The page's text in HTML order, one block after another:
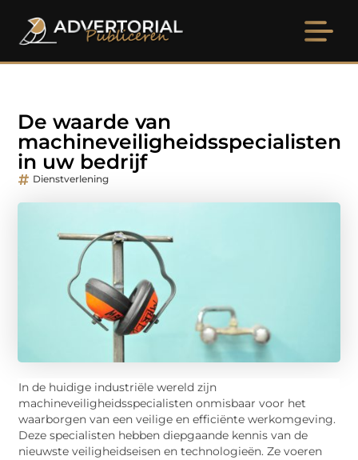
De waarde van
machineveiligheidsspecialisten
in uw bedrijf
Dienstverlening
In de huidige industriële wereld zijn
machineveiligheidsspecialisten onmisbaar voor het
waarborgen van een veilige en efficiënte werkomgeving.
Deze specialisten hebben diepgaande kennis van de
nieuwste veiligheidseisen en technologieën. Ze voeren